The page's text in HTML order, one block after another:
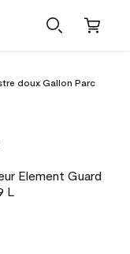
doux Gallon Parc